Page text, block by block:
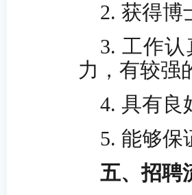
2. 获得博
3. 工作
力，有较强
4. 具有良
5. 能够保
五、招聘